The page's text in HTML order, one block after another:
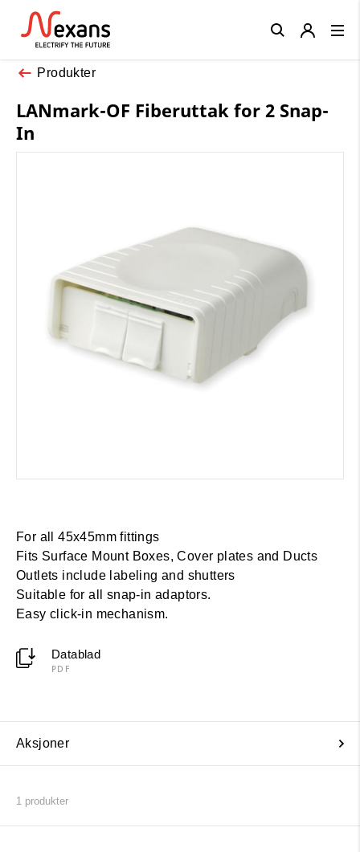
Produkter
LANmark-OF Fiberuttak for 2 Snap-
In
For all 45x45mm fittings
Fits Surface Mount Boxes, Cover plates and Ducts
Outlets include labeling and shutters
Suitable for all snap-in adaptors.
Easy click-in mechanism.
Datablad
PDF
Aksjoner
1 produkter
Close